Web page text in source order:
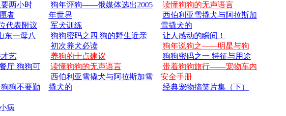
两小时
者
代表附议
东一母八
艺
厅 狗狗可
狗不要勤
病
狗年评狗——俄媒体选出2005
年世界
军犬训练
狗狗密码之四 狗的野生近亲
初次养犬必读
养狗的十点建议
读懂狗狗的无声语言
西伯利亚雪撬犬与阿拉斯加雪
撬犬的
读懂狗狗的无声语言
西伯利亚雪撬犬与阿拉斯加
雪撬犬的
让人感动的瞬间！
狗年说狗之——明星与狗
狗狗密码之一 特征与用途
带着狗狗旅行——宠物车内
安全手册
经典宠物搞笑片集（下）